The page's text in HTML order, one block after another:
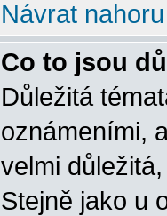
Návrat nahoru
Co to jsou
Důležitá
oznámeními,
velmi
Stejně jako u